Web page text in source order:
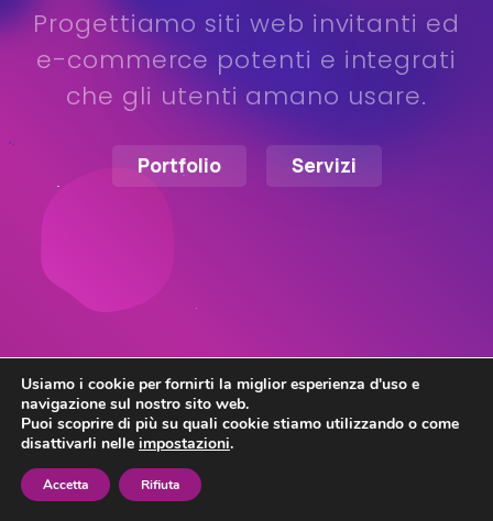
Software Gestionali
Sviluppo Software
Assistenza Pc
Blog
info@zensrl.it|
Privacy Policy|Informativa Privacy
Progettiamo siti web invitanti ed
e-commerce potenti e integrati
che gli utenti amano usare.
Portfolio Servizi
Usiamo i cookie per fornirti la miglior esperienza d'uso e
navigazione sul nostro sito web.
Puoi scoprire di più su quali cookie stiamo utilizzando o come
disattivarli nelle impostazioni.
Accetta Rifiuta